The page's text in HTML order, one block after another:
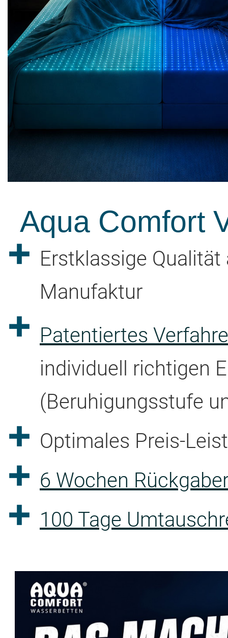
Aqua Comfort
Erstklassige
Manufaktur
Patentiertes
individuell richtigen
(Beruhigungsstufe
Optimales Preis-
6 Wochen
100 Tage